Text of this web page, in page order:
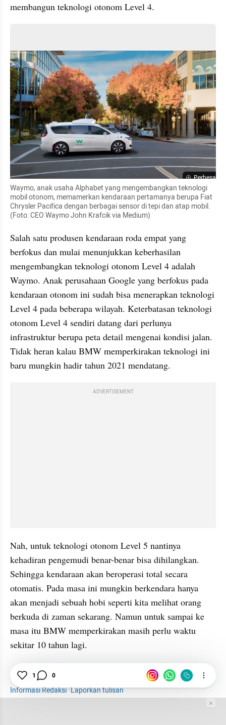
membangun teknologi otonom Level 4.
Perbesar
Waymo, anak usaha Alphabet yang mengembangkan teknologi
mobil otonom, memamerkan kendaraan pertamanya berupa Fiat
Chrysler Pacifica dengan berbagai sensor di tepi dan atap mobil.
(Foto: CEO Waymo John Krafcik via Medium)
Salah satu produsen kendaraan roda empat yang
berfokus dan mulai menunjukkan keberhasilan
mengembangkan teknologi otonom Level 4 adalah
Waymo. Anak perusahaan Google yang berfokus pada
kendaraan otonom ini sudah bisa menerapkan teknologi
Level 4 pada beberapa wilayah. Keterbatasan teknologi
otonom Level 4 sendiri datang dari perlunya
infrastruktur berupa peta detail mengenai kondisi jalan.
Tidak heran kalau BMW memperkirakan teknologi ini
baru mungkin hadir tahun 2021 mendatang.
ADVERTISEMENT
Nah, untuk teknologi otonom Level 5 nantinya
kehadiran pengemudi benar-benar bisa dihilangkan.
Sehingga kendaraan akan beroperasi total secara
otomatis. Pada masa ini mungkin berkendara hanya
akan menjadi sebuah hobi seperti kita melihat orang
berkuda di zaman sekarang. Namun untuk sampai ke
masa itu BMW memperkirakan masih perlu waktu
sekitar 10 tahun lagi.
Otomotif
BMW
Informasi Redaksi·Laporkan tulisan
1 0